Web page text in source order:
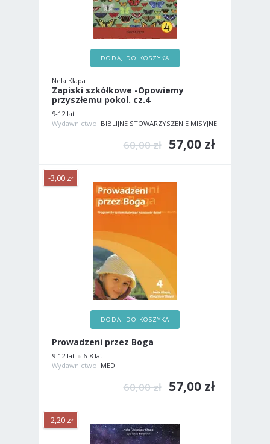
DODAJ DO KOSZYKA
Nela Kłapa
Zapiski szkółkowe -Opowiemy
przyszłemu pokol. cz.4
9-12 lat
Wydawnictwo: BIBLIJNE STOWARZYSZENIE MISYJNE
60,00 zł 57,00 zł
-3,00 zł
DODAJ DO KOSZYKA
Prowadzeni przez Boga
9-12 lat
6-8 lat
Wydawnictwo: MED
60,00 zł 57,00 zł
-2,20 zł